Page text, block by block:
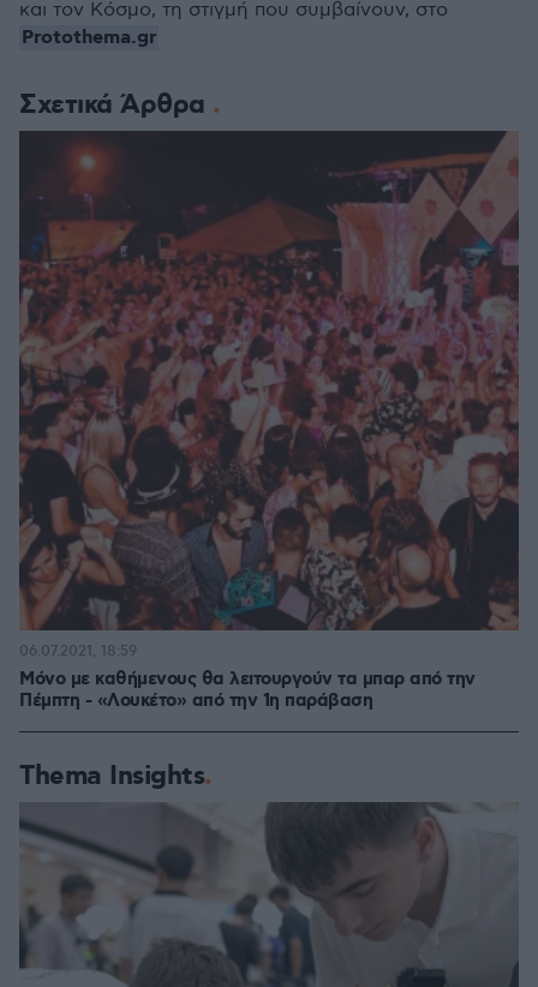
Σχετικά Άρθρα
Μόνο με καθήμενους θα λειτουργούν τα μπαρ από την
Πέμπτη - «Λουκέτο» από την 1η παράβαση
06.07.2021, 18:59
Thema Insights
και τον Κόσμο, τη στιγμή που συμβαίνουν, στο
Protothema.gr